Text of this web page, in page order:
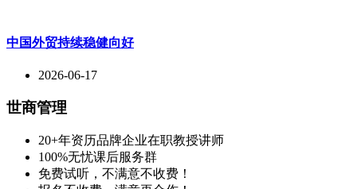
中国外贸持续稳健向好
2026-06-17
世商管理
20+年资历品牌企业在职教授讲师
100%无忧课后服务群
免费试听，不满意不收费！